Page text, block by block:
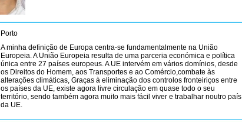
Porto
A minha definição de Europa centra-se fundamentalmente na União
Europeia. A União Europeia resulta de uma parceria económica e política
única entre 27 países europeus. A UE intervém em vários domínios, desde
os Direitos do Homem, aos Transportes e ao Comércio,combate às
alterações climáticas, Graças à eliminação dos controlos fronteiriços entre
os países da UE, existe agora livre circulação em quase todo o seu
território, sendo também agora muito mais fácil viver e trabalhar noutro país
da UE.